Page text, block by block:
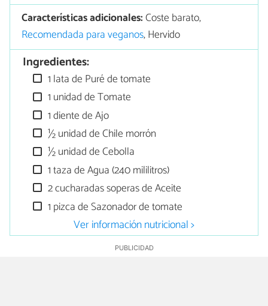
Características adicionales:Coste barato,
Recomendada para veganos, Hervido
Ingredientes:
1 lata de Puré de tomate
1 unidad de Tomate
1 diente de Ajo
½ unidad de Chile morrón
½ unidad de Cebolla
1 taza de Agua (240 mililitros)
2 cucharadas soperas de Aceite
1 pizca de Sazonador de tomate
Ver información nutricional >